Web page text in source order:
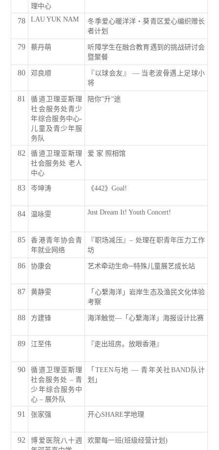
理中心
78 LAU YUK NAM
冬季爱心暖洋洋‧葵青区爱心编织赠长
者计划
79 蔡丹萌
听障学生在融合教育遇到的挑战研讨会
暨聚餐
80 邓良顺
『以球会友』 — 当老波骨遇上足球小
将
81
循道卫理亚斯理
社会服务处青少
年综合服务中心-
儿童及青少年服
务队
陪你”升”途
82
循道卫理亚斯理
社会服务处 老人
中心
爱 家 照相馆
83 岑坤涛 《442》Goal!
84 温咏雯 Just Dream It! Youth Concert!
85
香港青年协会青
年就业网络
『职场减压』– 处理在职青年压力工作
坊
86 协康会 艺术牵动生命─特殊儿童展艺成长站
87 黄静雯
「心繫海洋」岩岸生态及渔民文化体验
考察
88 方建锋 海洋触觉—「心繫海洋」海报设计比赛
89 江至伟 『走出班房。放眼香港』
90
循道卫理亚斯理
社会服务处 – 青
少年综合服务中
心 – 展外队
「TEEN与地 — 青年关社BAND队计
划」
91 张家强 开心SHARE学地理
92
博爱医院八十週
欢聚每一班(班级经营计划)